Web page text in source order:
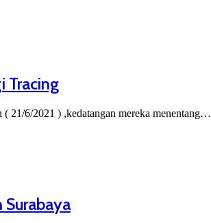
Tracing
6/2021 ) ,kedatangan mereka menentang…